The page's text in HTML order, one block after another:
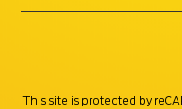
This site is protected by